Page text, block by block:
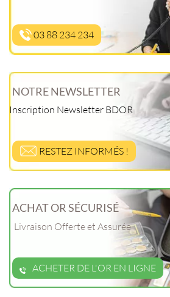
03 88 234 234
NOTRE NEWSLETTER
Inscription Newsletter BDOR
RESTEZ INFORMÉS !
ACHAT OR SÉCURISÉ
Livraison Offerte et Assurée
ACHETER DE L'OR EN LIGNE